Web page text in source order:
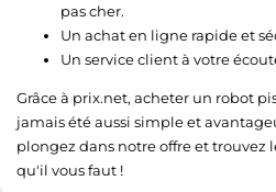
pas cher.
Un achat en ligne rapide et
Un service client à votre
Grâce à prix.net, acheter un robot
jamais été aussi simple et
plongez dans notre offre et trouvez
qu'il vous faut !